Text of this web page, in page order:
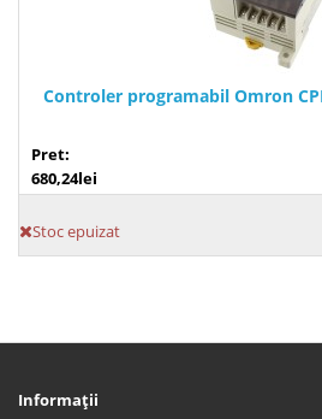
Controler programabil Omron
Pret:
680,24lei
Stoc epuizat
Informaţii